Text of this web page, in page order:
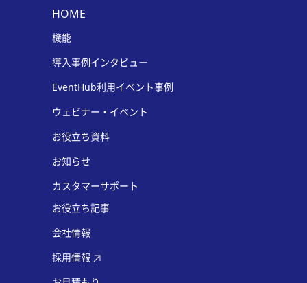
HOME
機能
導入事例インタビュー
EventHub利用イベント事例
ウェビナー・イベント
お役立ち資料
お知らせ
カスタマーサポート
お役立ち記事
会社情報
採用情報